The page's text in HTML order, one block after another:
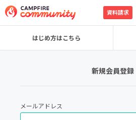
資料請求
はじめ方はこちら
新規会員登録
メールアドレス